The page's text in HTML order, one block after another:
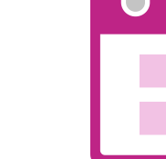
平日8:45～18:00は手
の簡易書留郵便でお
留郵便でお届けする